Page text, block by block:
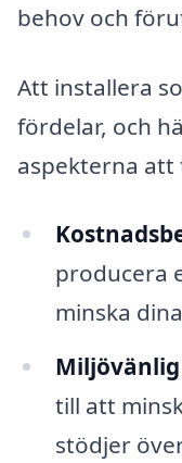
behov och
Att installera
fördelar, och
aspekterna att
producera
minska
till att
stödjer